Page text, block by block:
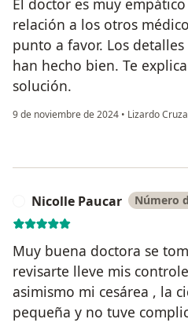
relación a los otros
punto a favor. Los
han hecho bien. Te
solución.
9 de noviembre de 2024 • Lizardo
Nicolle Paucar Número
Muy buena doctora se
revisarte lleve mis
asimismo mi cesárea , la
pequeña y no tuve